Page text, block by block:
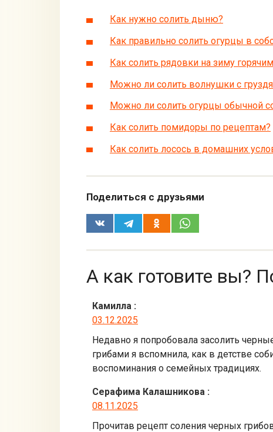
Как нужно солить дыню?
Как правильно солить огурцы в
Как солить рядовки на зиму
Можно ли солить волнушки с
Можно ли солить огурцы обычной
Как солить помидоры по рецептам?
Как солить лосось в домашних
Поделиться с друзьями
А как готовите вы?
Камилла :
03.12.2025
Недавно я попробовала засолить
грибами я вспомнила, как в детстве
воспоминания о семейных традициях.
Серафима Калашникова :
08.11.2025
Прочитав рецепт соления черных